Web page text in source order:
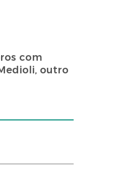
com
outro